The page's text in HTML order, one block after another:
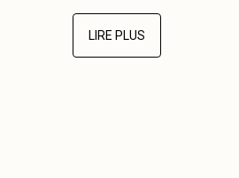
LIRE PLUS